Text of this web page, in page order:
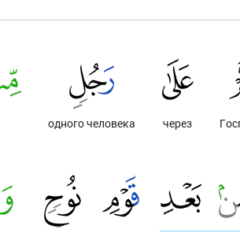
через
одного человека